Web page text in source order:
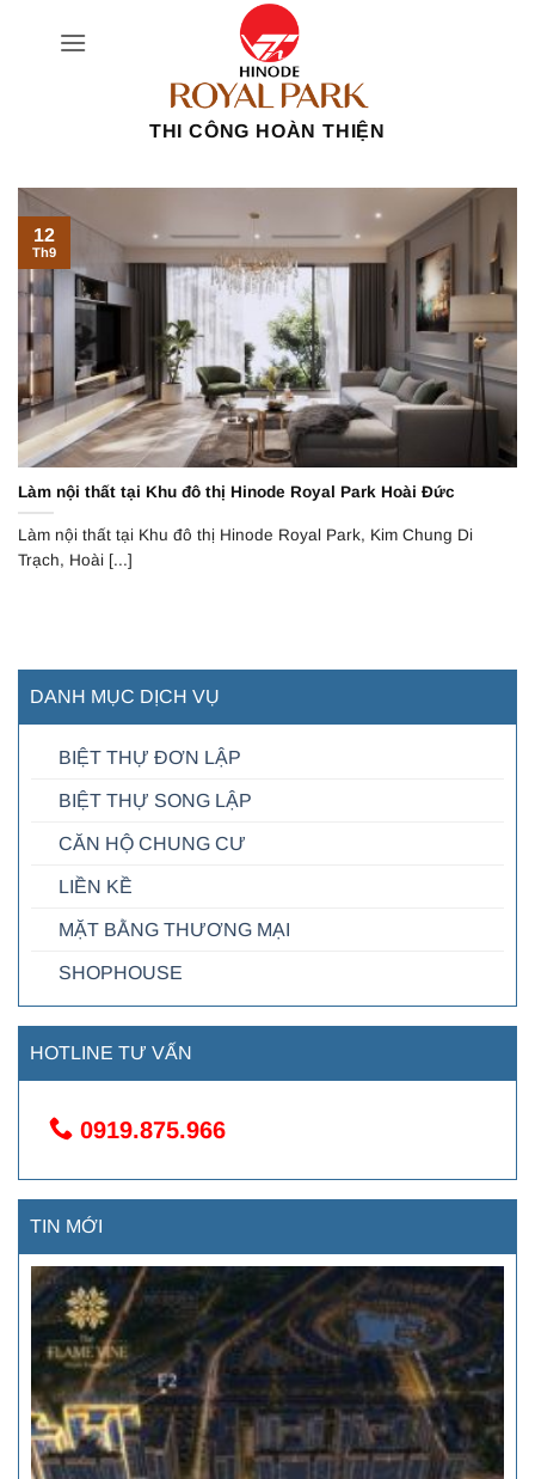
THI CÔNG HOÀN THIỆN
Làm nội thất tại Khu đô thị Hinode Royal Park Hoài Đức
Làm nội thất tại Khu đô thị Hinode Royal Park, Kim Chung Di
Trạch, Hoài [...]
12
Th9
DANH MỤC DỊCH VỤ
BIỆT THỰ ĐƠN LẬP
BIỆT THỰ SONG LẬP
CĂN HỘ CHUNG CƯ
LIỀN KỀ
MẶT BẰNG THƯƠNG MẠI
SHOPHOUSE
HOTLINE TƯ VẤN
0919.875.966
TIN MỚI